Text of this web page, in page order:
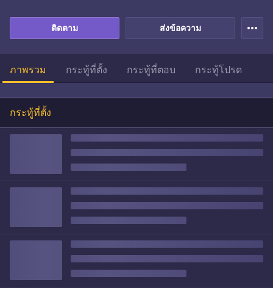
ส่งข้อความ
ติดตาม more_horiz
ภาพรวม กระทู้ที่ตั้ง กระทู้ที่ตอบ กระทู้โปรด
กระทู้ที่ตั้ง